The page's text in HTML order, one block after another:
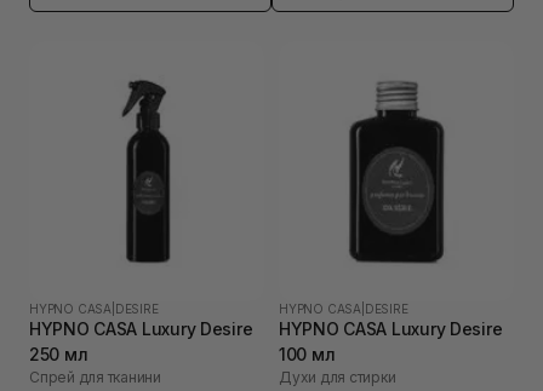
HYPNO CASA DESIRE
HYPNO CASA Luxury Desire
250 мл
Спрей для тканини
HYPNO CASA DESIRE
HYPNO CASA Luxury Desire
100 мл
Духи для стирки